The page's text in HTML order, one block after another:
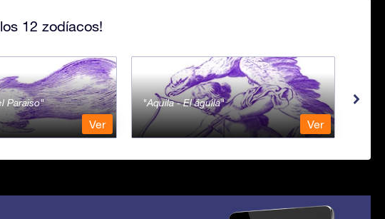
12 zodíacos!
Paraiso
Ver
Aquila - El águila
Ver